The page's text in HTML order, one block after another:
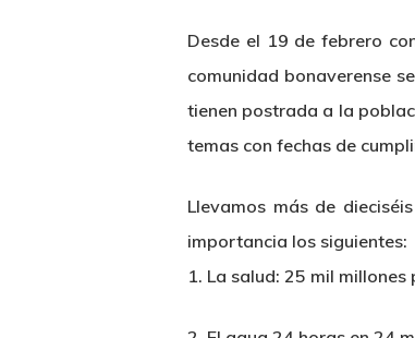
Desde el 19 de febrero
comunidad bonaverense
tienen postrada a la
temas con fechas de
Llevamos más de
importancia los siguientes:
1. La salud: 25 mil millones